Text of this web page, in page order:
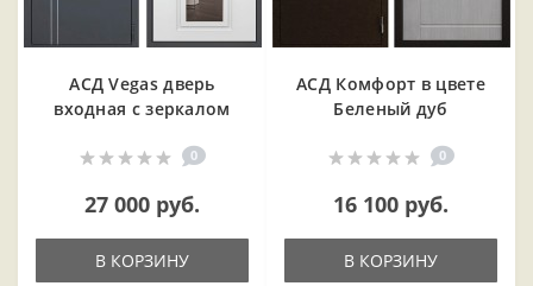
АСД Vegas дверь
входная с зеркалом
0
27 000 руб.
В КОРЗИНУ
АСД Комфорт в цвете
Беленый дуб
0
16 100 руб.
В КОРЗИНУ